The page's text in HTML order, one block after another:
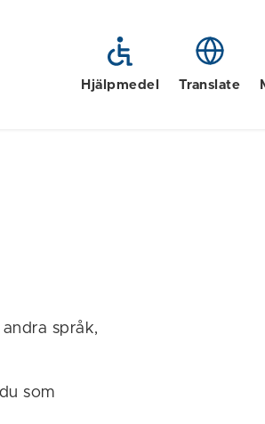
Hjälpmedel Translate
språk,
som